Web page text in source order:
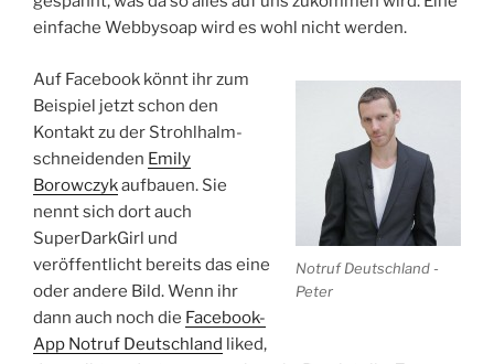
einfache Webbysoap wird es wohl nicht werden.
Notruf Deutschland -
Peter
Auf Facebook könnt ihr zum
Beispiel jetzt schon den
Kontakt zu der Strohlhalm-
schneidenden Emily
Borowczykaufbauen. Sie
nennt sich dort auch
SuperDarkGirl und
veröffentlicht bereits das eine
oder andere Bild. Wenn ihr
dann auch noch die Facebook-
App Notruf Deutschland liked,